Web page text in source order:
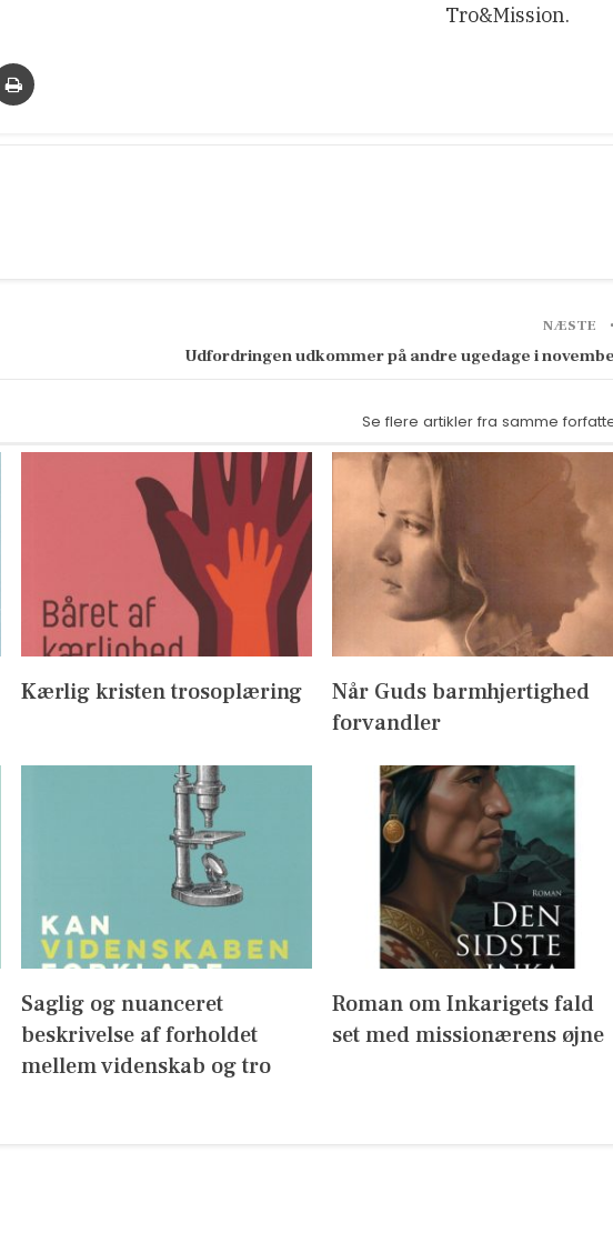
Tro&Mission.
NÆSTE
Udfordringen udkommer på andre ugedage i
Se flere artikler fra samme
Kærlig kristen trosoplæring
Når Guds barmhjertighed
forvandler
Saglig og nuanceret
beskrivelse af forholdet
mellem videnskab og tro
Roman om Inkarigets fald
set med missionærens øjne